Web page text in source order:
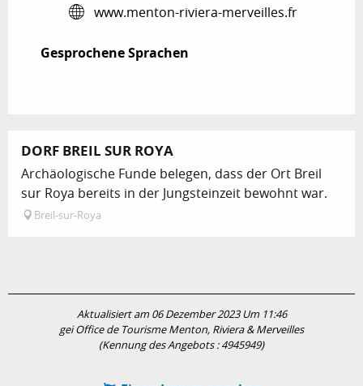
www.menton-riviera-merveilles.fr
Gesprochene Sprachen
Gesprochene Sprachen
DORF BREIL SUR ROYA
Archäologische Funde belegen, dass der Ort Breil
sur Roya bereits in der Jungsteinzeit bewohnt war.
Breil-sur-Roya
Aktualisiert am 06 Dezember 2023 Um 11:46
gei Office de Tourisme Menton, Riviera & Merveilles
(Kennung des Angebots :4945949)